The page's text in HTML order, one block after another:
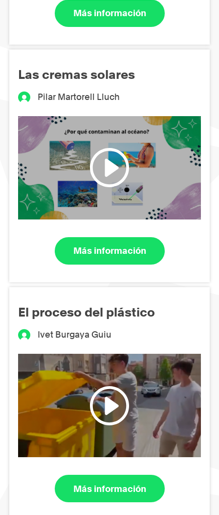
Más información
Las cremas solares
Pilar Martorell Lluch
Más información
El proceso del plástico
Ivet Burgaya Guiu
Más información